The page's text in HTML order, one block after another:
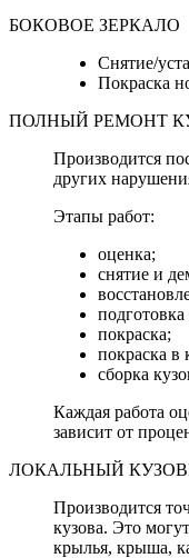
БОКОВОЕ ЗЕРКАЛО
Снятие/
Покраска
ПОЛНЫЙ РЕМОНТ
Производится
других
Этапы работ:
оценка;
снятие и
подготовка
покраска;
покраска в
сборка
Каждая работа
зависит от
ЛОКАЛЬНЫЙ
Производится
кузова. Это
крылья, крыша,